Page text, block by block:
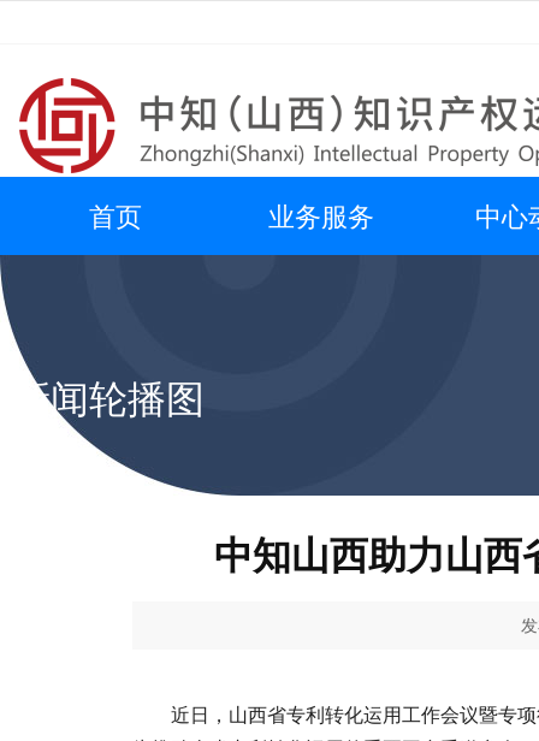
首页 业务服务 中心
新闻轮播图
中知山西助力山
近日，山西省专利转化运用工作会议暨专